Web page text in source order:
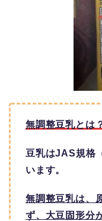
無調整豆乳とは
豆乳はJAS規格
います。
無調整豆乳は、
ず、大豆固形分